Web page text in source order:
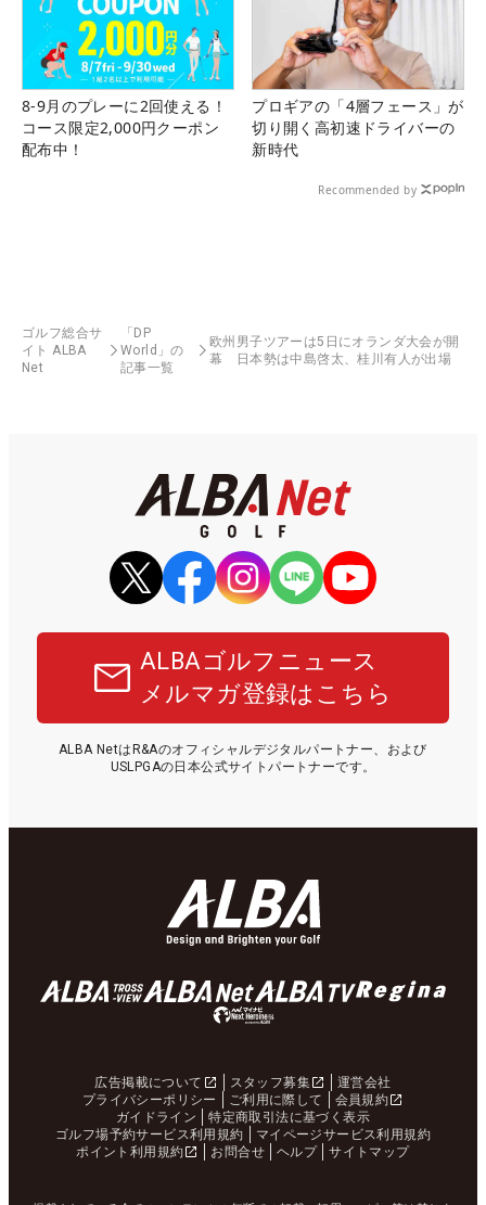
8-9月のプレーに2回使える！
コース限定2,000円クーポン
配布中！
プロギアの「4層フェース」が
切り開く高初速ドライバーの
新時代
Recommended by
ゴルフ総合サ
イト ALBA
Net
「DP
World」の
記事一覧
欧州男子ツアーは5日にオランダ大会が開
幕 日本勢は中島啓太、桂川有人が出場
ALBAゴルフニュース
メルマガ登録はこちら
ALBA NetはR&Aのオフィシャルデジタルパートナー、および
USLPGAの日本公式サイトパートナーです。
広告掲載について スタッフ募集
運営会社
プライバシーポリシー
ご利用に際して
会員規約
ガイドライン
特定商取引法に基づく表示
ゴルフ場予約サービス利用規約
マイページサービス利用規約
ポイント利用規約
お問合せ ヘルプ サイトマップ